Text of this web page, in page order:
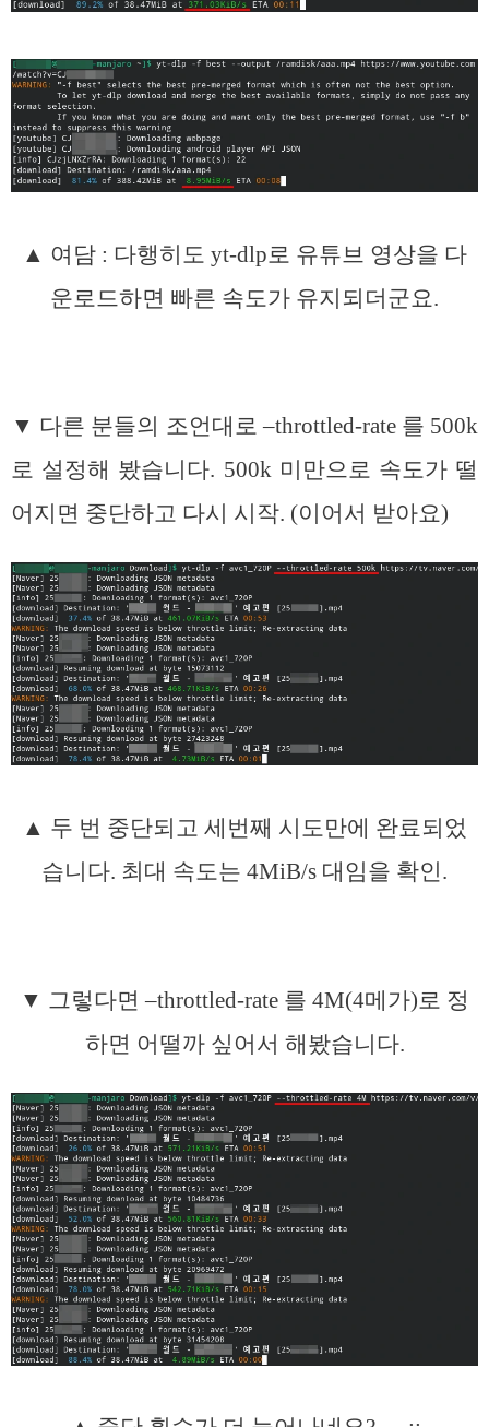
▲ 여담 : 다행히도 yt-dlp로 유튜브 영상을 다
운로드하면 빠른 속도가 유지되더군요.
▼ 다른 분들의 조언대로 –throttled-rate 를 500k
로 설정해 봤습니다. 500k 미만으로 속도가 떨
어지면 중단하고 다시 시작. (이어서 받아요)
▲ 두 번 중단되고 세번째 시도만에 완료되었
습니다. 최대 속도는 4MiB/s 대임을 확인.
▼ 그렇다면 –throttled-rate 를 4M(4메가)로 정
하면 어떨까 싶어서 해봤습니다.